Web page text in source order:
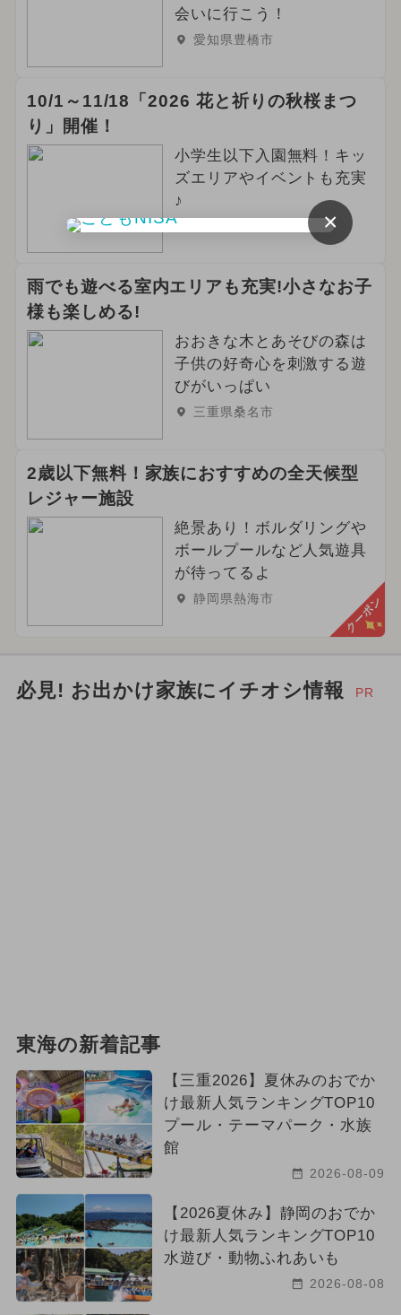
2026年4月のイベント クリスマス
グルメフェス
2024年10月のイベント 冬休み
2024年4月のイベント
2024年5月のイベント
2024年9月のイベント
2025年6月のイベント
2026年6月のイベント アウトドア
2023年12月のイベント
会いに行こう！
愛知県豊橋市
10/1～11/18「2026 花と祈りの秋桜まつ
り」開催！
小学生以下入園無料！キッ
ズエリアやイベントも充実
♪
雨でも遊べる室内エリアも充実!小さなお子
様も楽しめる!
おおきな木とあそびの森は
子供の好奇心を刺激する遊
びがいっぱい
三重県桑名市
2歳以下無料！家族におすすめの全天候型
レジャー施設
絶景あり！ボルダリングや
ボールプールなど人気遊具
が待ってるよ
静岡県熱海市 クーポン
必見! お出かけ家族にイチオシ情報 PR
東海の新着記事
【三重2026】夏休みのおでか
け最新人気ランキングTOP10
プール・テーマパーク・水族
館
2026-08-09
【2026夏休み】静岡のおでか
け最新人気ランキングTOP10
水遊び・動物ふれあいも
2026-08-08
×